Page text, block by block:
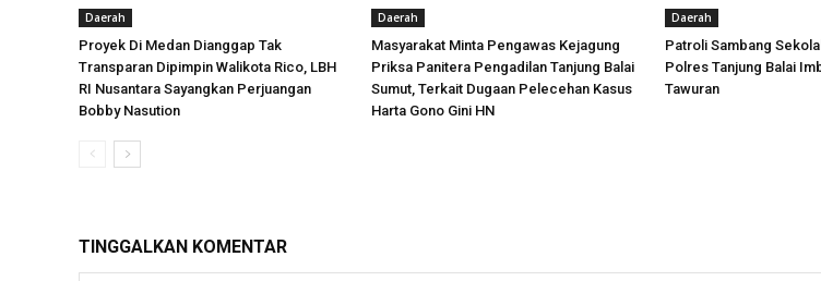
Daerah
Proyek Di Medan Dianggap Tak
Transparan Dipimpin Walikota Rico, LBH
RI Nusantara Sayangkan Perjuangan
Bobby Nasution
Daerah
Masyarakat Minta Pengawas Kejagung
Priksa Panitera Pengadilan Tanjung Balai
Sumut, Terkait Dugaan Pelecehan Kasus
Harta Gono Gini HN
Daerah
Patroli Sambang
Polres Tanjung Balai
Tawuran
TINGGALKAN KOMENTAR